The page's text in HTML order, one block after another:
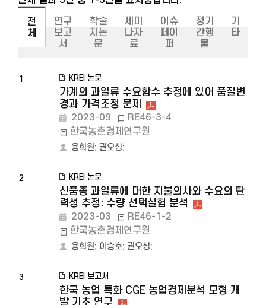
전
체
연구
보고
서
학술
지논
문
세미
나자
료
이슈
페이
퍼
정기
간행
물
기
타
1 KREI 논문
가계의 과일류 수요함수 추정에 있어 품질변
경과 가격조정 문제
2023-09
RE46-3-4
한국농촌경제연구원
용희원; 권오상;
2 KREI 논문
신품종 과일류에 대한 지불의사와 수요의 탄
력성 추정: 수량 선택실험 분석
2023-03
RE46-1-2
한국농촌경제연구원
용희원; 이승호; 권오상;
3 KREI 보고서
한국 농업 특화 CGE 농업경제분석 모형 개
발 기초 연구